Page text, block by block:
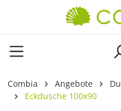
Zum Hauptinhalt springen
Combia Angebote
Eckdusche 100x90